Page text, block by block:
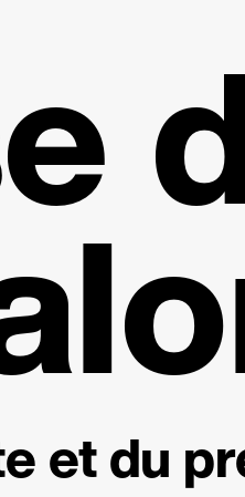
et du